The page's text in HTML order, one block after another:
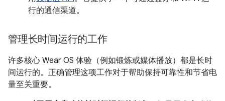
行的通信渠道。
管理长时间运行的工作
许多核心 Wear OS 体验（例如锻炼或媒体播放）都是长时
间运行的。正确管理这项工作对于帮助保持可靠性和节省电
量至关重要。